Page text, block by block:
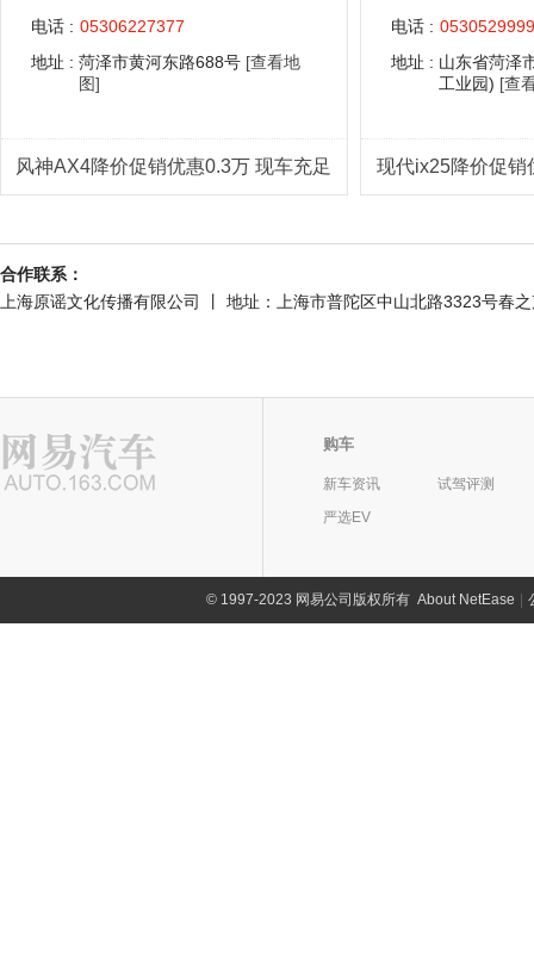
电话 : 05306227377
地址 : 菏泽市黄河东路688号 [查看地
图]
风神AX4降价促销优惠0.3万 现车充足
电话 :
地址 : 山东省菏泽
工业园) [查
现代ix25降价促销
合作联系：
上海原谣文化传播有限公司 丨 地址：上海市普陀区中山北路3323号
购车
新车资讯
试驾评测
严选EV
©1997-2023 网易公司版权所有 About NetEase